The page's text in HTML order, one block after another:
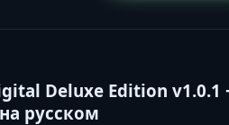
Deluxe Edition v1.0.1
русском